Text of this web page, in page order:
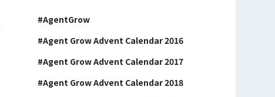
AgentGrow
Agent Grow Advent Calendar 2016
Agent Grow Advent Calendar 2017
Agent Grow Advent Calendar 2018